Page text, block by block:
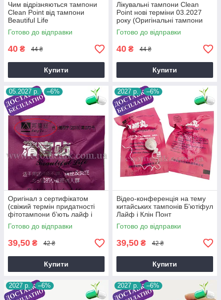
Чим відрізняються тампони
Clean Point від тампони
Beautiful Life
Готово до відправки
40 ₴ 44 ₴
Купити
Лікувальні тампони Clean
Point нові терміни 03.2027
року (Оригінальні тампони
від виробника!)
Готово до відправки
40 ₴ 44 ₴
Купити
05.2027 р. –6%
Оригінал з сертифікатом
(свіжий термін придатності
фітотампони б’ють лайф і
клин поинт 05.2027 року)
Готово до відправки
39,50 ₴ 42 ₴
Купити
2027 р. –6%
Відео-конференція на тему
китайських тампонів Б'ютіфул
Лайф і Клін Понт
Готово до відправки
39,50 ₴ 42 ₴
Купити
2027 р. –6% 2027 р. –6%